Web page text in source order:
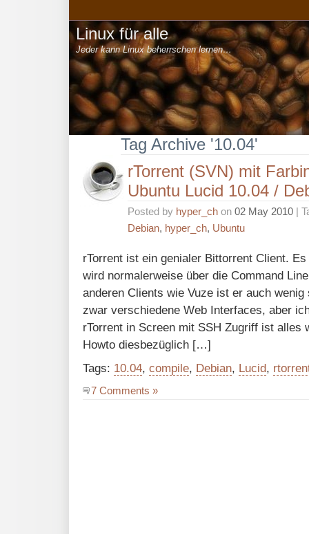
Linux für alle
Jeder kann Linux beherrschen lernen…
Tag Archive '10.04'
rTorrent (SVN) mit
Ubuntu Lucid 10.04 /
Posted by hyper_ch on 02 May 2010 |
Debian, hyper_ch, Ubuntu
rTorrent ist ein genialer Bittorrent Client.
wird normalerweise über die Command
anderen Clients wie Vuze ist er auch
zwar verschiedene Web Interfaces, aber
rTorrent in Screen mit SSH Zugriff ist alles
Howto diesbezüglich […]
Tags: 10.04, compile, Debian, Lucid,
7 Comments »